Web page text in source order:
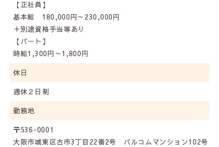
【正社員】
基本給 180,000円～230,000円
＋別途資格手当等あり
【パート】
時給1,300円～1,800円
休日
週休２日制
勤務地
〒536-0001
大阪市城東区古市3丁目22番2号 パルコムマンション102号